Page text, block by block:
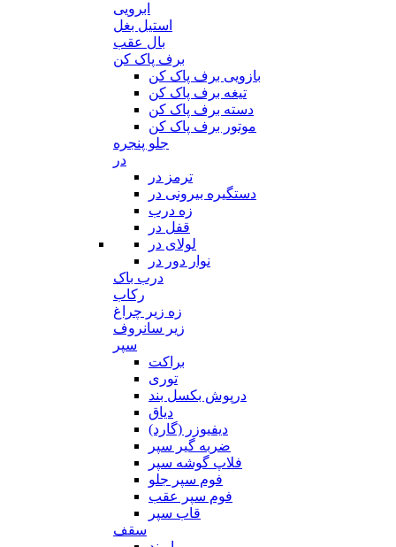
ابرویی
استیل بغل
بال عقب
برف پاک کن
بازویی برف پاک کن
تیغه برف پاک کن
دسته برف پاک کن
موتور برف پاک کن
جلو پنجره
در
ترمز در
دستگیره بیرونی در
زه درب
قفل در
لولای در
نوار دور در
درب باک
رکاب
زه زیر چراغ
زیر سانروف
سپر
براکت
توری
درپوش بکسل بند
دیاق
دیفیوزر (گارد)
ضربه گیر سپر
فلاپ گوشه سپر
فوم سپر جلو
فوم سپر عقب
قاب سپر
سقف